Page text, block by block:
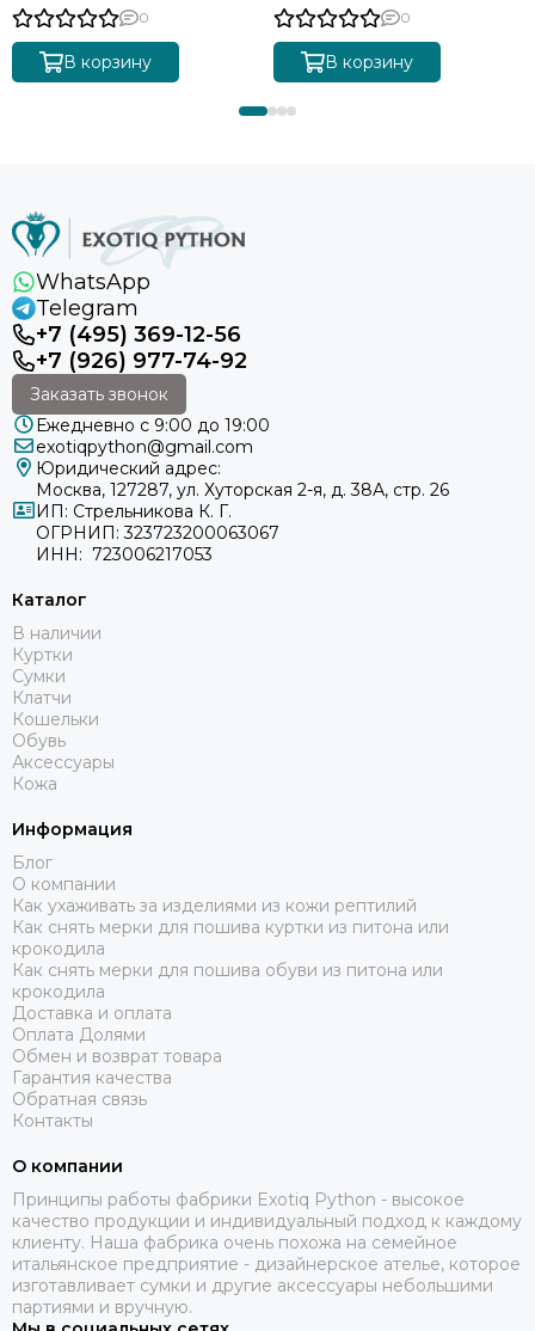
0
В корзину
0
В корзину
WhatsApp
Telegram
+7 (495) 369-12-56
+7 (926) 977-74-92
Заказать звонок
Ежедневно с 9:00 до 19:00
exotiqpython@gmail.com
Юридический адрес:
Москва, 127287, ул. Хуторская 2-я, д. 38А, стр. 26
ИП: Стрельникова К. Г.
ОГРНИП: 323723200063067
ИНН: 723006217053
Каталог
В наличии
Куртки
Сумки
Клатчи
Кошельки
Обувь
Аксессуары
Кожа
Информация
Блог
О компании
Как ухаживать за изделиями из кожи рептилий
Как снять мерки для пошива куртки из питона или
крокодила
Как снять мерки для пошива обуви из питона или
крокодила
Доставка и оплата
Оплата Долями
Обмен и возврат товара
Гарантия качества
Обратная связь
Контакты
О компании
Принципы работы фабрики Exotiq Python - высокое
качество продукции и индивидуальный подход к каждому
клиенту. Наша фабрика очень похожа на семейное
итальянское предприятие - дизайнерское ателье, которое
изготавливает сумки и другие аксессуары небольшими
партиями и вручную.